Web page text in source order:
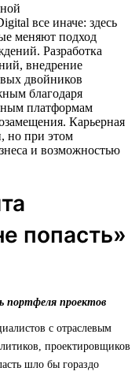
все иначе: здесь
меняют подход
Разработка
внедрение
двойников
благодаря
платформам
Карьерная
но при этом
и возможностью
попасть»
портфеля проектов
с отраслевым
проектировщиков
шло бы гораздо